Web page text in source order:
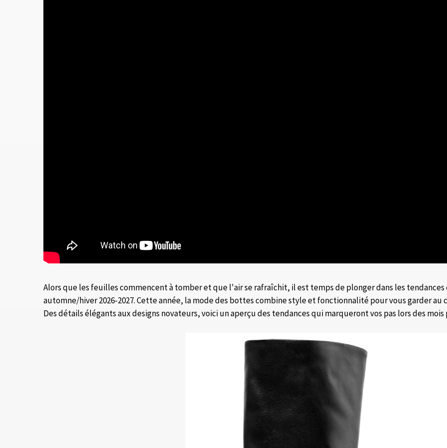
Alors que les feuilles commencent à tomber et que l'air se rafraîchit, il est temps de plonger dans les
automne/hiver 2026-2027. Cette année, la mode des bottes combine style et fonctionnalité pour vous garder
Des détails élégants aux designs novateurs, voici un aperçu des tendances qui marqueront vos pas lors des